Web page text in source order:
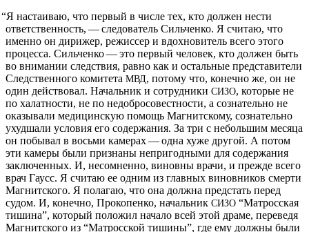
“Я настаиваю, что первый в числе тех, кто должен нести
ответственность, — следователь Сильченко. Я считаю, что
именно он дирижер, режиссер и вдохновитель всего этого
процесса. Сильченко — это первый человек, кто должен быть
во внимании следствия, равно как и остальные представители
Следственного комитета МВД, потому что, конечно же, он не
один действовал. Начальник и сотрудники СИЗО, которые не
по халатности, не по недобросовестности, а сознательно не
оказывали медицинскую помощь Магнитскому, сознательно
ухудшали условия его содержания. За три с небольшим месяца
он побывал в восьми камерах — одна хуже другой. А потом
эти камеры были признаны непригодными для содержания
заключенных. И, несомненно, виновны врачи, и прежде всего
врач Гаусс. Я считаю ее одним из главных виновников смерти
Магнитского. Я полагаю, что она должна предстать перед
судом. И, конечно, Прокопенко, начальник СИЗО “Матросская
тишина”, который положил начало всей этой драме, переведя
Магнитского из “Матросской тишины”, где ему должны были